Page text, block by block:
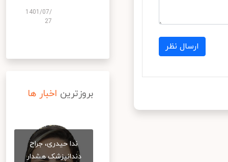
ارسال نظر
1401/07/
27
بروزترین اخبار ها
ندا حیدری، جراح
دندانپزشک هشدار